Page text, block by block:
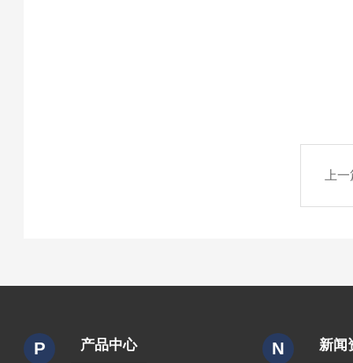
上
P 产品中心 N 新闻